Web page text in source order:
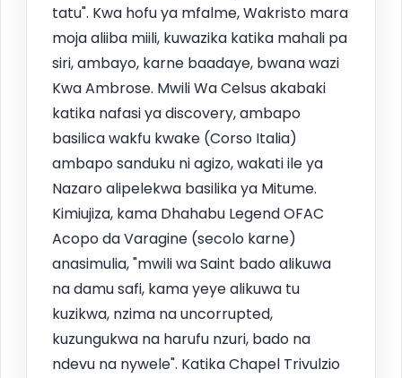
tatu". Kwa hofu ya mfalme, Wakristo mara
moja aliiba miili, kuwazika katika mahali pa
siri, ambayo, karne baadaye, bwana wazi
Kwa Ambrose. Mwili Wa Celsus akabaki
katika nafasi ya discovery, ambapo
basilica wakfu kwake (Corso Italia)
ambapo sanduku ni agizo, wakati ile ya
Nazaro alipelekwa basilika ya Mitume.
Kimiujiza, kama Dhahabu Legend OFAC
Acopo da Varagine (secolo karne)
anasimulia, "mwili wa Saint bado alikuwa
na damu safi, kama yeye alikuwa tu
kuzikwa, nzima na uncorrupted,
kuzungukwa na harufu nzuri, bado na
ndevu na nywele". Katika Chapel Trivulzio